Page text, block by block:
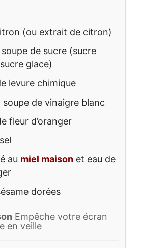
(ou extrait de citron)
de sucre (sucre
glace)
levure chimique
soupe de vinaigre blanc
fleur d’oranger
au miel maison et eau de
dorées
Empêche votre écran
en veille